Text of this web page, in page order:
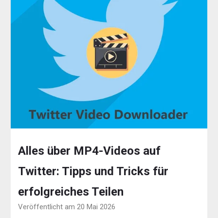
Alles über MP4-Videos auf
Twitter: Tipps und Tricks für
erfolgreiches Teilen
Veröffentlicht am 20 Mai 2026